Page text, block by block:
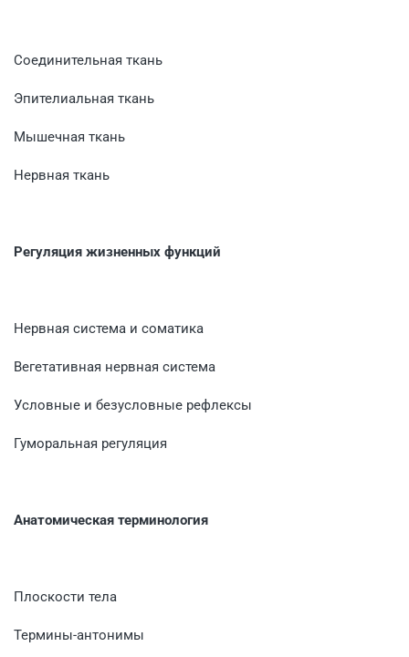
Соединительная ткань
Эпителиальная ткань
Мышечная ткань
Нервная ткань
Регуляция жизненных функций
Нервная система и соматика
Вегетативная нервная система
Условные и безусловные рефлексы
Гуморальная регуляция
Анатомическая терминология
Плоскости тела
Термины-антонимы